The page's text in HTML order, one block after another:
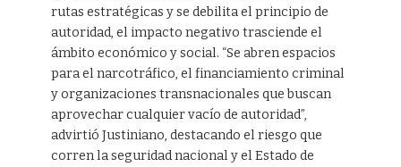
rutas estratégicas y se debilita el principio de
autoridad, el impacto negativo trasciende el
ámbito económico y social. “Se abren espacios
para el narcotráfico, el financiamiento criminal
y organizaciones transnacionales que buscan
aprovechar cualquier vacío de autoridad”,
advirtió Justiniano, destacando el riesgo que
corren la seguridad nacional y el Estado de